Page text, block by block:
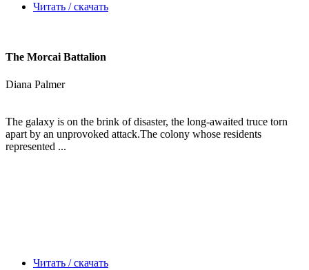
Читать / скачать
The Morcai Battalion
Diana Palmer
The galaxy is on the brink of disaster, the long-awaited truce torn
apart by an unprovoked attack.The colony whose residents
represented ...
Читать / скачать